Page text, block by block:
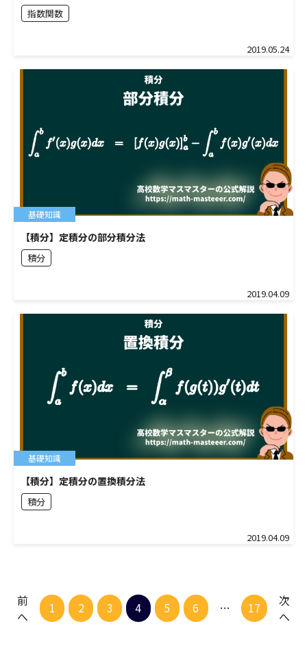
指数関数
2019.05.24
【積分】定積分の部分積分法
積分
基礎知識
2019.04.09
【積分】定積分の置換積分法
積分
基礎知識
2019.04.09
前
へ
1 2 3 4 5 6 … 17
次
へ